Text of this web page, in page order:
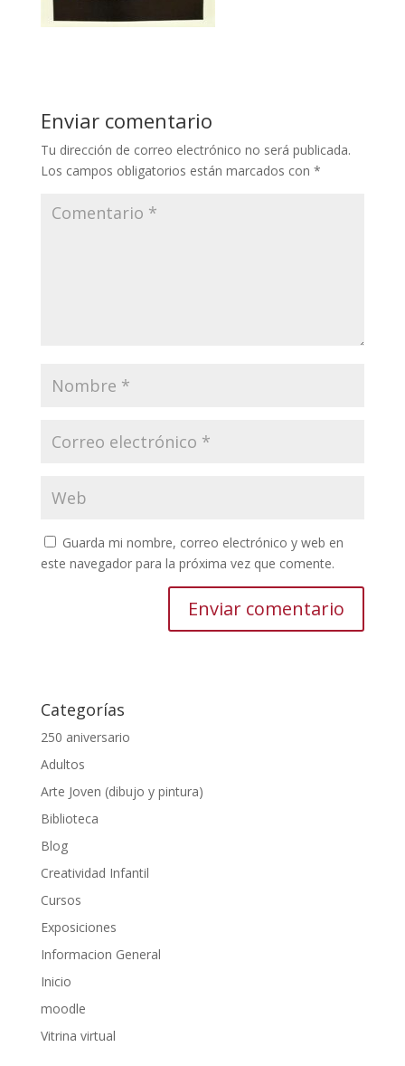
Enviar comentario
Tu dirección de correo electrónico no será publicada.
Los campos obligatorios están marcados con *
Guarda mi nombre, correo electrónico y web en
este navegador para la próxima vez que comente.
Categorías
250 aniversario
Adultos
Arte Joven (dibujo y pintura)
Biblioteca
Blog
Creatividad Infantil
Cursos
Exposiciones
Informacion General
Inicio
moodle
Vitrina virtual